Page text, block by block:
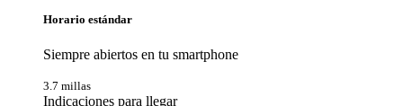
Horario estándar
Siempre abiertos en tu smartphone
3.7 millas
Indicaciones para llegar